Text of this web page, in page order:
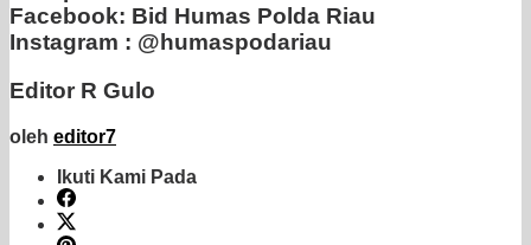
Facebook: Bid Humas Polda Riau
Instagram : @humaspodariau
Editor R Gulo
oleh editor7
Ikuti Kami Pada